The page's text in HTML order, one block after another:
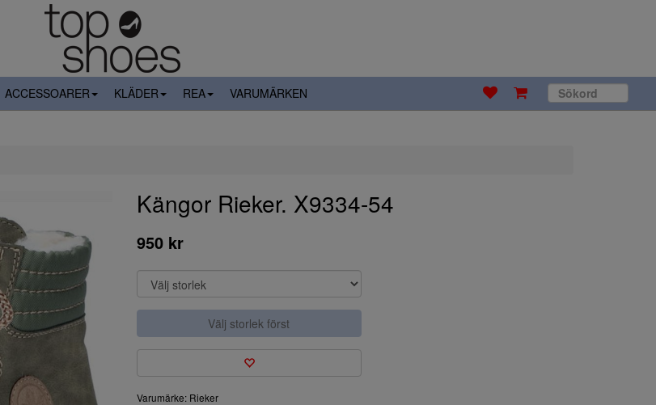
ACCESSOARER KLÄDER REA VARUMÄRKEN
Kängor Rieker. X9334-54
950 kr
Välj storlek först
Varumärke: Rieker